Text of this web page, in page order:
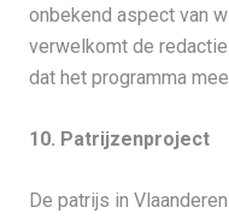
onbekend aspect van
verwelkomt de
dat het programma
10. Patrijzenproject
De patrijs in